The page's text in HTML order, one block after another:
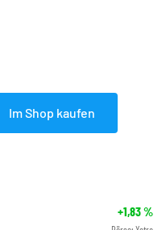
Im Shop kaufen
+1,83%